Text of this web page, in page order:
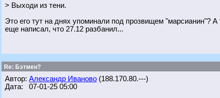
> Выходи из тени.
Это его тут на днях упоминали под прозвищем "марсианин"?
еще написал, что 27.12 разбанил...
Re: Бэтмен?
Автор: Александр Иваново (188.170.80.---)
Дата: 07-01-25 05:00